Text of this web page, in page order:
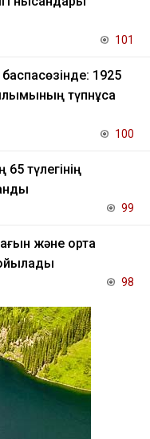
101
1925
түпнұсқа
100
түлегінің
99
және орта
98